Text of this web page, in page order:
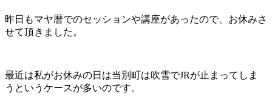
昨日もマヤ暦でのセッションや講座があったので、お休みさ
せて頂きました。
最近は私がお休みの日は当別町は吹雪でJRが止まってしま
うというケースが多いのです。